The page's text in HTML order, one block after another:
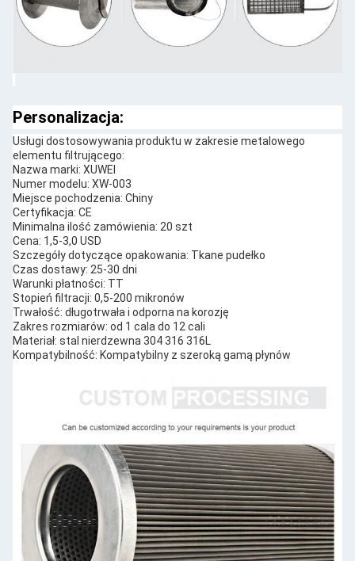
Personalizacja:
Usługi dostosowywania produktu w zakresie metalowego
elementu filtrującego:
Nazwa marki: XUWEI
Numer modelu: XW-003
Miejsce pochodzenia: Chiny
Certyfikacja: CE
Minimalna ilość zamówienia: 20 szt
Cena: 1,5-3,0 USD
Szczegóły dotyczące opakowania: Tkane pudełko
Czas dostawy: 25-30 dni
Warunki płatności: TT
Stopień filtracji: 0,5-200 mikronów
Trwałość: długotrwała i odporna na korozję
Zakres rozmiarów: od 1 cala do 12 cali
Materiał: stal nierdzewna 304 316 316L
Kompatybilność: Kompatybilny z szeroką gamą płynów